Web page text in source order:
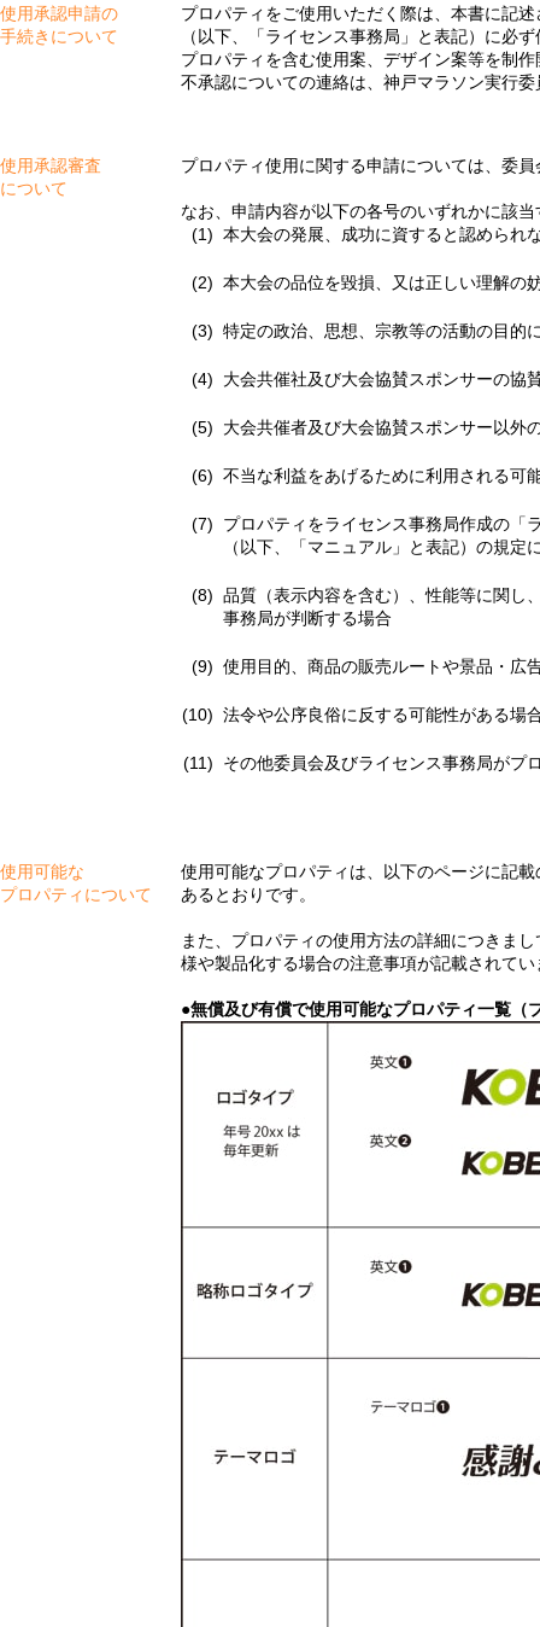
使用承認申請の
手続きについて
プロパティをご使用いただく際は、本書に記
（以下、「ライセンス事務局」と表記）に必
プロパティを含む使用案、デザイン案等を制
不承認についての連絡は、神戸マラソン実行
使用承認審査
について
プロパティ使用に関する申請については、委
なお、申請内容が以下の各号のいずれかに該
本大会の発展、成功に資すると認められ
本大会の品位を毀損、又は正しい理解の
特定の政治、思想、宗教等の活動の目的
大会共催社及び大会協賛スポンサーの協
大会共催者及び大会協賛スポンサー以外
不当な利益をあげるために利用される可
プロパティをライセンス事務局作成の「
（以下、「マニュアル」と表記）の規
品質（表示内容を含む）、性能等に関し
事務局が判断する場合
使用目的、商品の販売ルートや景品・広
法令や公序良俗に反する可能性がある場
その他委員会及びライセンス事務局がプ
使用可能な
プロパティについて
使用可能なプロパティは、以下のページに記
あるとおりです。
また、プロパティの使用方法の詳細につきま
様や製品化する場合の注意事項が記載されてい
●無償及び有償で使用可能なプロパティ一覧（